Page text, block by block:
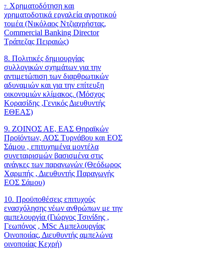
7. Χρηματοδότηση και
χρηματοδοτικά εργαλεία αγροτικού
τομέα (Νικόλαος Ντζιαχρήστας,
Commercial Banking Director
Τράπεζας Πειραιώς)
8. Πολιτικές δημιουργίας
συλλογικών σχημάτων για την
αντιμετώπιση των διαρθρωτικών
αδυναμιών και για την επίτευξη
οικονομιών κλίμακος. (Μόσχος
Κορασίδης ,Γενικός Διευθυντής
ΕΘΕΑΣ)
9. ΖΟΙΝΟΣ ΑΕ, ΕΑΣ Θηραϊκών
Προϊόντων, ΑΟΣ Τυρνάβου και ΕΟΣ
Σάμου , επιτυχημένα μοντέλα
συνεταιρισμών βασισμένα στις
ανάγκες των παραγωγών (Θεόδωρος
Χαρμπής , Διευθυντής Παραγωγής
ΕΟΣ Σάμου)
10. Προϋποθέσεις επιτυχούς
ενασχόλησης νέων ανθρώπων με την
αμπελουργία (Γιώργος Τσινίδης ,
Γεωπόνος , MSc Αμπελουργίας
Οινοποιίας, Διευθυντής αμπελώνα
οινοποιίας Κεχρή)